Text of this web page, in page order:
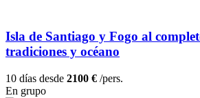
Isla de Santiago y Fogo al
tradiciones y océano
10 días desde 2100 € /pers.
En grupo